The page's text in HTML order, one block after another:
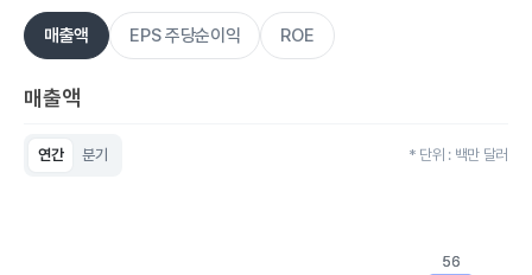
매출액 EPS 주당순이익 ROE
매출액
연간 분기 * 단위 : 백만 달러
The chart has 1 Y axis displaying values. Data ranges from
56
56